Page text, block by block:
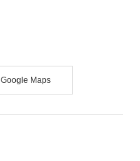
Google Maps